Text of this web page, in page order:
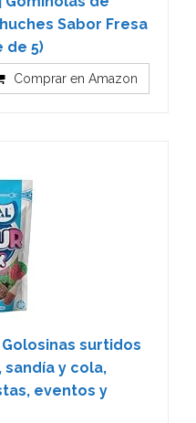
Sabor Fresa
de 5)
Comprar en Amazon
Golosinas surtidos
sandía y cola,
eventos y